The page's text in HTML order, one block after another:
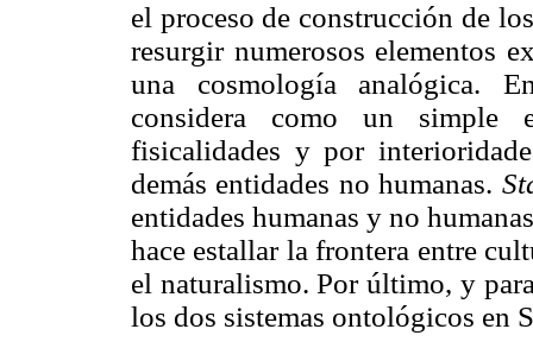
el proceso de construcción de
resurgir numerosos elementos
una cosmología analógica.
considera como un simple
fisicalidades y por
demás entidades no humanas.
entidades humanas y no
hace estallar la frontera entre
el naturalismo. Por último, y
los dos sistemas ontológicos en